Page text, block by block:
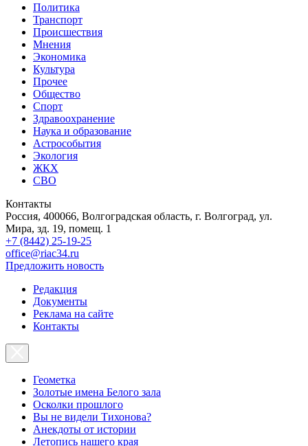
Политика
Транспорт
Происшествия
Мнения
Экономика
Культура
Прочее
Общество
Спорт
Здравоохранение
Наука и образование
Астрособытия
Экология
ЖКХ
СВО
Контакты
Россия, 400066, Волгоградская область, г. Волгоград, ул.
Мира, зд. 19, помещ. 1
+7 (8442) 25-19-25
office@riac34.ru
Предложить новость
Редакция
Документы
Реклама на сайте
Контакты
Геометка
Золотые имена Белого зала
Осколки прошлого
Вы не видели Тихонова?
Анекдоты от истории
Летопись нашего края